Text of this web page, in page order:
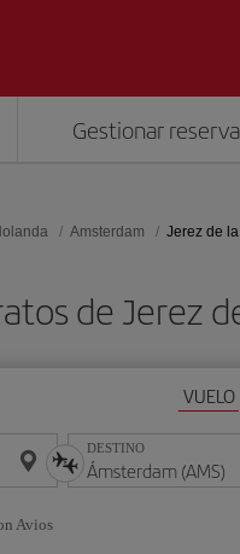
Gestionar reserva
Amsterdam Jerez de
de Jerez
VUELO
DESTINO
Avios